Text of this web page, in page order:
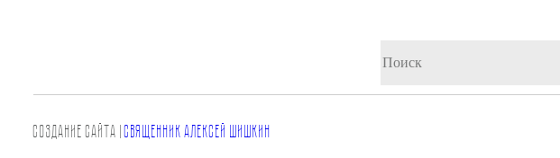
СОЗДАНИЕ САЙТа |СВЯЩЕННИК АЛЕКСЕЙ ШИШКИН